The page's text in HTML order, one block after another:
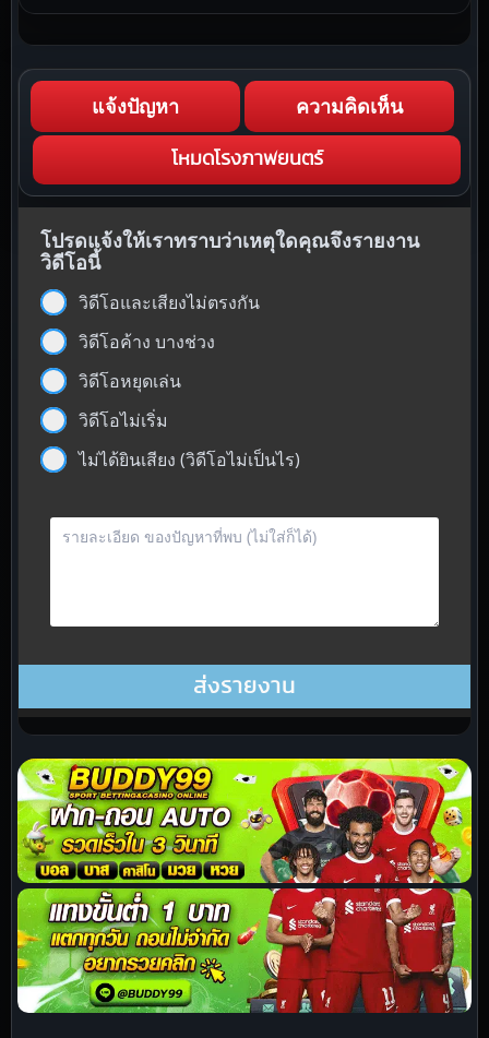
แจ้งปัญหา ความคิดเห็น
โหมดโรงภาพยนตร์
โปรดแจ้งให้เราทราบว่าเหตุใดคุณจึงรายงาน
วิดีโอนี้
วิดีโอและเสียงไม่ตรงกัน
วิดีโอค้าง บางช่วง
วิดีโอหยุดเล่น
วิดีโอไม่เริ่ม
ไม่ได้ยินเสียง (วิดีโอไม่เป็นไร)